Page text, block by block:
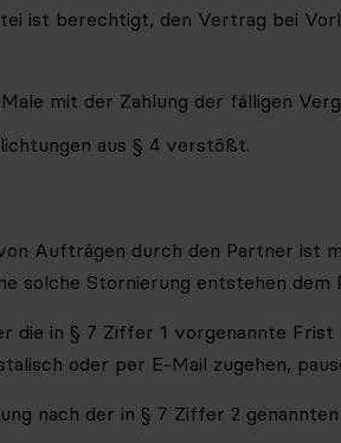
ist berechtigt, den Vertrag bei
mit der Zahlung der fälligen
aus § 4 verstößt.
Aufträgen durch den Partner ist
solche Stornierung entstehen dem
die in § 7 Ziffer 1 vorgenannte
oder per E-Mail zugehen,
nach der in § 7 Ziffer 2